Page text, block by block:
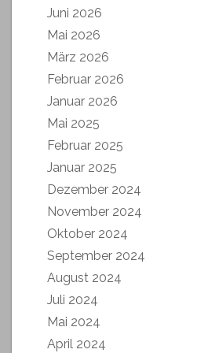
Juni 2026
Mai 2026
März 2026
Februar 2026
Januar 2026
Mai 2025
Februar 2025
Januar 2025
Dezember 2024
November 2024
Oktober 2024
September 2024
August 2024
Juli 2024
Mai 2024
April 2024